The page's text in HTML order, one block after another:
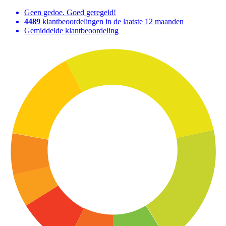
Geen gedoe. Goed geregeld!
4489 klantbeoordelingen in de laatste 12 maanden
Gemiddelde klantbeoordeling